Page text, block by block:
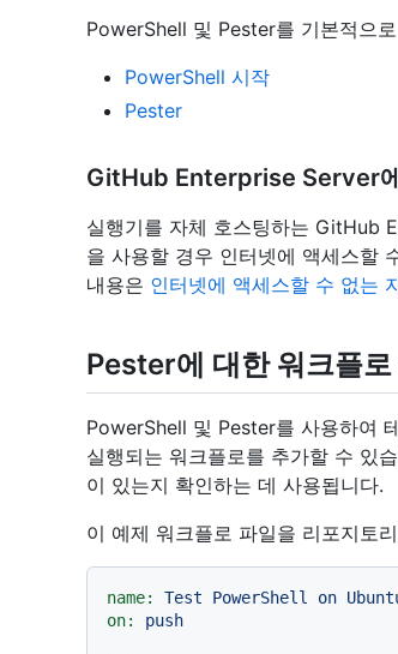
PowerShell 및 Pester를 기본적으
PowerShell 시작
Pester
GitHub Enterprise Server
실행기를 자체 호스팅하는 GitHub
을 사용할 경우 인터넷에 액세스할
내용은 인터넷에 액세스할 수 없는
Pester에 대한 워크플
PowerShell 및 Pester를 사용하여
실행되는 워크플로를 추가할 수 있
이 있는지 확인하는 데 사용됩니다.
이 예제 워크플로 파일을 리포지토
name: Test PowerShell on
on:
push